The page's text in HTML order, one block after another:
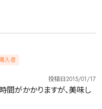
入者
投稿日2015/01/17
間がかかりますが、美味し